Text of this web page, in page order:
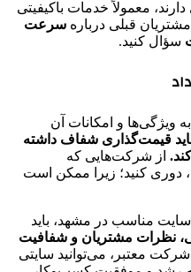
معمولاً خدمات باکیفیتی
قبلی درباره سرعت
سؤال کنید.
ویژگی‌ها و امکانات آن
قیمت‌گذاری شفاف داشته
از شرکت‌هایی که
دوری کنید؛ زیرا ممکن است
مناسب در مشهد، باید
نظرات مشتریان و شفافیت
معتبر، می‌توانید سایتی